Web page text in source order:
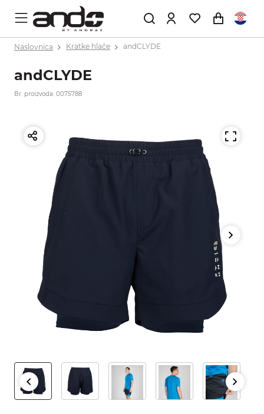
Naslovnica Kratke hlače andCLYDE
andCLYDE
Br. proizvoda: 0075788